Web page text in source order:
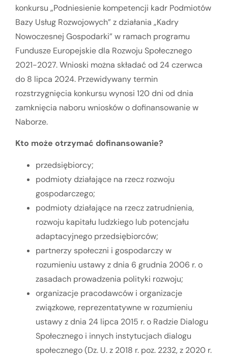
konkursu „Podniesienie kompetencji kadr Podmiotów
Bazy Usług Rozwojowych” z działania „Kadry
Nowoczesnej Gospodarki” w ramach programu
Fundusze Europejskie dla Rozwoju Społecznego
2021-2027. Wnioski można składać od 24 czerwca
do 8 lipca 2024. Przewidywany termin
rozstrzygnięcia konkursu wynosi 120 dni od dnia
zamknięcia naboru wniosków o dofinansowanie w
Naborze.
Kto może otrzymać dofinansowanie?
przedsiębiorcy;
podmioty działające na rzecz rozwoju
gospodarczego;
podmioty działające na rzecz zatrudnienia,
rozwoju kapitału ludzkiego lub potencjału
adaptacyjnego przedsiębiorców;
partnerzy społeczni i gospodarczy w
rozumieniu ustawy z dnia 6 grudnia 2006 r. o
zasadach prowadzenia polityki rozwoju;
organizacje pracodawców i organizacje
związkowe, reprezentatywne w rozumieniu
ustawy z dnia 24 lipca 2015 r. o Radzie Dialogu
Społecznego i innych instytucjach dialogu
społecznego (Dz. U. z 2018 r. poz. 2232, z 2020 r.